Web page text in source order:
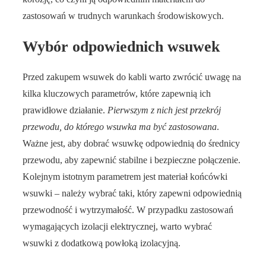
zastosowań w trudnych warunkach środowiskowych.
Wybór odpowiednich wsuwek
Przed zakupem wsuwek do kabli warto zwrócić uwagę na
kilka kluczowych parametrów, które zapewnią ich
prawidłowe działanie. Pierwszym z nich jest przekrój
przewodu, do którego wsuwka ma być zastosowana.
Ważne jest, aby dobrać wsuwkę odpowiednią do średnicy
przewodu, aby zapewnić stabilne i bezpieczne połączenie.
Kolejnym istotnym parametrem jest materiał końcówki
wsuwki – należy wybrać taki, który zapewni odpowiednią
przewodność i wytrzymałość. W przypadku zastosowań
wymagających izolacji elektrycznej, warto wybrać
wsuwki z dodatkową powłoką izolacyjną.